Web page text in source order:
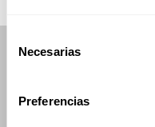
Necesarias
Preferencias